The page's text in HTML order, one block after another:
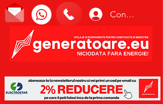
Conectează-te